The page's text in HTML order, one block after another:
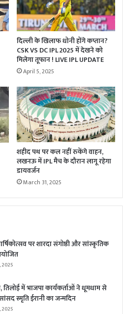
दिल्ली के खिलाफ धोनी होंगे कप्तान?
CSK VS DC IPL 2025 में देखने को
मिलेगा तूफान ! LIVE IPL UPDATE
April 5, 2025
शहीद पथ पर कल नहीं रुकेंगे वाहन,
लखनऊ में IPL मैच के दौरान लागू रहेगा
डायवर्जन
March 31, 2025
पर शारदा संगोष्ठी और सांस्कृतिक
2025
तिलोई में भाजपा कार्यकर्ताओं ने धूमधाम से
स्मृति ईरानी का जन्मदिन
2025